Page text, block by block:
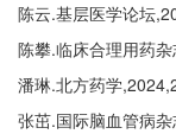
陈云.基层医学论坛
陈攀.临床合理用药
潘琳.北方药学
张茁.国际脑血管病